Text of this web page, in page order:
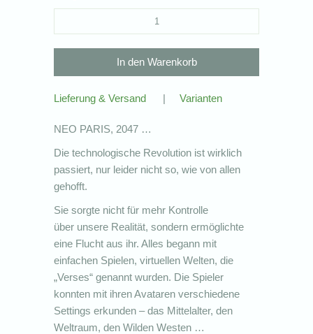
Lieferung & Versand | Varianten
NEO PARIS, 2047 …
Die technologische Revolution ist wirklich
passiert, nur leider nicht so, wie von allen
gehofft.
Sie sorgte nicht für mehr Kontrolle
über unsere Realität, sondern ermöglichte
eine Flucht aus ihr. Alles begann mit
einfachen Spielen, virtuellen Welten, die
„Verses“ genannt wurden. Die Spieler
konnten mit ihren Avataren verschiedene
Settings erkunden – das Mittelalter, den
Weltraum, den Wilden Westen …